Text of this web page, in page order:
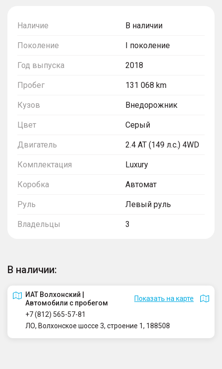
Наличие В наличии
Поколение I поколение
Год выпуска 2018
Пробег 131 068 km
Кузов Внедорожник
Цвет Серый
Двигатель 2.4 AT (149 л.с.) 4WD
Комплектация Luxury
Коробка Автомат
Руль Левый руль
Владельцы 3
В наличии:
ИАТ Волхонский |
Автомобили с пробегом
Показать на карте
+7 (812) 565-57-81
ЛО, Волхонское шоссе 3, строение 1, 188508